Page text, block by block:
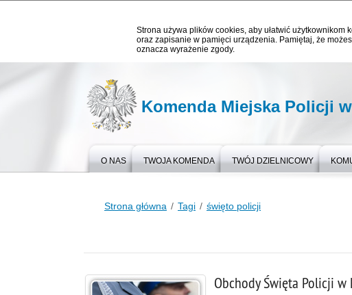
Strona używa plików cookies, aby ułatwić
oraz zapisanie w pamięci urządzenia. Pamiętaj, że
oznacza wyrażenie zgody.
Komenda Miejska Policji
O NAS TWOJA KOMENDA TWÓJ DZIELNICOWY
Strona główna Tagi święto policji
Obchody Święta Policji